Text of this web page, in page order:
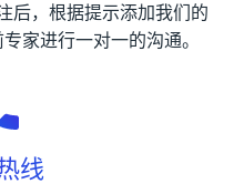
后，根据提示添加我们的
家进行一对一的沟通。
线